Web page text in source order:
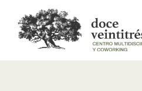
Conócenos